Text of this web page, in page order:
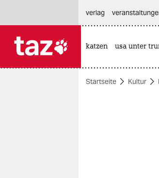
themen
verlag
katzen usa unter
Startseite Kultur